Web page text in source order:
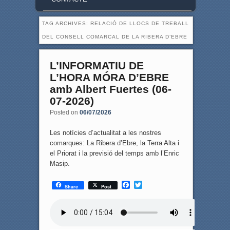
TAG ARCHIVES: RELACIÓ DE LLOCS DE TREBALL
DEL CONSELL COMARCAL DE LA RIBERA D’EBRE
L’INFORMATIU DE
L’HORA MÓRA D’EBRE
amb Albert Fuertes (06-
07-2026)
Posted on 06/07/2026
Les notícies d’actualitat a les nostres
comarques: La Ribera d’Ebre, la Terra Alta i
el Priorat i la previsió del temps amb l’Enric
Masip.
Share Post
F
T